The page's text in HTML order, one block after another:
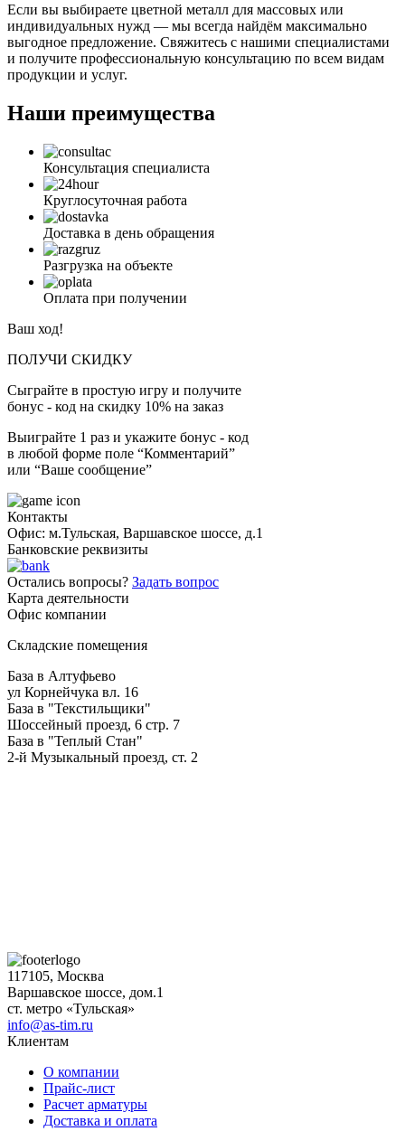
Если вы выбираете цветной металл для массовых или
индивидуальных нужд — мы всегда найдём максимально
выгодное предложение. Свяжитесь с нашими специалистами
и получите профессиональную консультацию по всем видам
продукции и услуг.
Наши преимущества
Консультация специалиста
Круглосуточная работа
Доставка в день обращения
Разгрузка на объекте
Оплата при получении
Ваш ход!
ПОЛУЧИ СКИДКУ
Сыграйте в простую игру и получите
бонус - код на скидку 10% на заказ
Выиграйте 1 раз и укажите бонус - код
в любой форме поле “Комментарий”
или “Ваше сообщение”
Контакты
Офис: м.Тульская, Варшавское шоссе, д.1
Банковские реквизиты
Остались вопросы? Задать вопрос
Карта деятельности
Офис компании
Складские помещения
База в Алтуфьево
ул Корнейчука вл. 16
База в "Текстильщики"
Шоссейный проезд, 6 стр. 7
База в "Теплый Стан"
2-й Музыкальный проезд, ст. 2
117105, Москва
Варшавское шоссе, дом.1
ст. метро «Тульская»
info@as-tim.ru
Клиентам
О компании
Прайс-лист
Расчет арматуры
Доставка и оплата